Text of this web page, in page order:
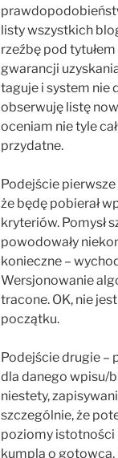
listy wszystkich
rzeźbę pod
gwarancji
taguje i system nie
obserwuję listę
oceniam nie tyle
przydatne.
Podejście
że będę pobierał
kryteriów. Pomysł
powodowały
konieczne –
Wersjonowanie
tracone. OK, nie
początku.
Podejście drugie –
dla danego wpisu/
niestety,
szczególnie, że
poziomy
kumpla o gotowca,